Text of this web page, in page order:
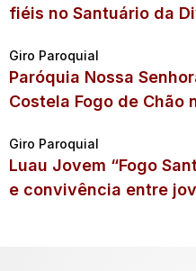
fiéis no Santuário da
Giro Paroquial
Paróquia Nossa
Costela Fogo de Chão
Giro Paroquial
Luau Jovem “Fogo
e convivência entre